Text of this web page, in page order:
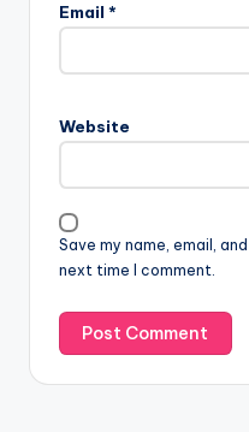
Email *
Website
Save my name, email,
next time I comment.